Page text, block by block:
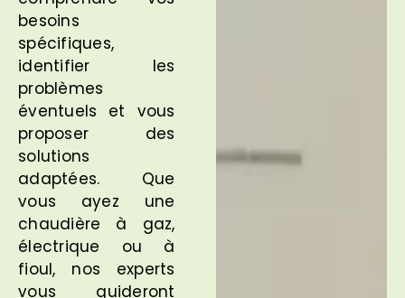
besoins
spécifiques,
identifier les
problèmes
éventuels et vous
proposer des
solutions
adaptées. Que
vous ayez une
chaudière à gaz,
électrique ou à
fioul, nos experts
vous guideront